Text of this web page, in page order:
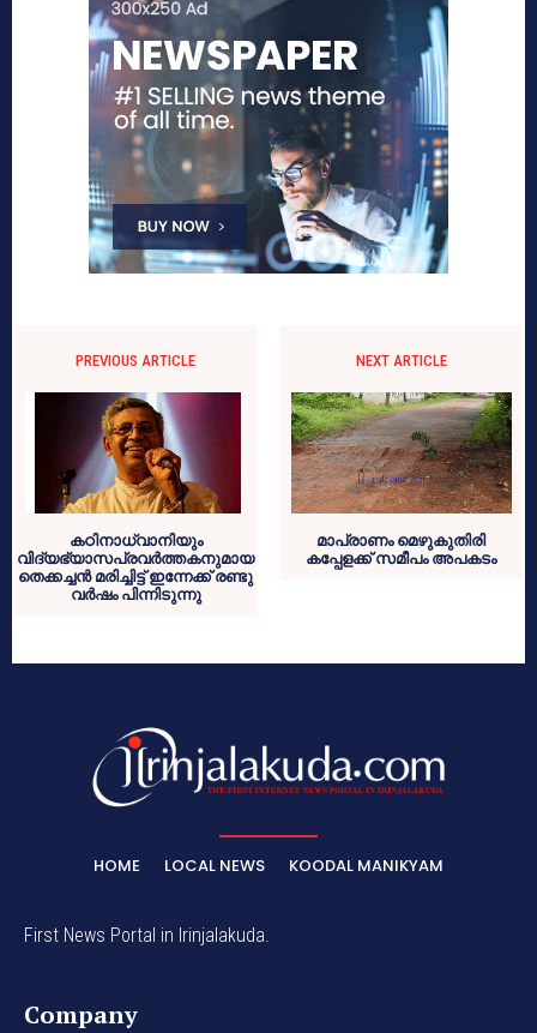
PREVIOUS ARTICLE
കഠിനാധ്വാനിയും
വിദ്യഭ്യാസപ്രവര്‍ത്തകനുമായ
തെക്കച്ചന്‍ മരിച്ചിട്ട് ഇന്നേക്ക് രണ്ടു
വര്‍ഷം പിന്നിടുന്നു
NEXT ARTICLE
മാപ്രാണം മെഴുകുതിരി
കപ്പേളക്ക് സമീപം അപകടം
HOME LOCAL NEWS KOODAL MANIKYAM
First News Portal in Irinjalakuda.
Company